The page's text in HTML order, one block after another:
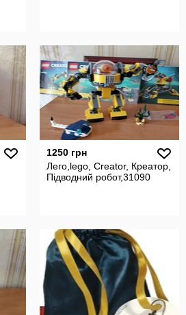
1250 грн
Лего,lego, Creator, Креатор,
Підводний робот,31090